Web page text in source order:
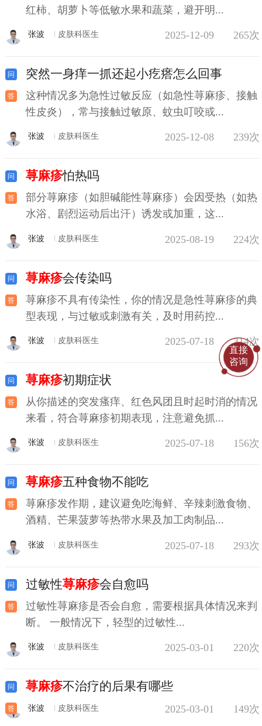
红柿、胡萝卜等低敏水果和蔬菜，避开明...
张波 皮肤科医生 2025-12-09 265次
突然一身痒一抓还起小疙瘩怎么回事
这种情况多为急性过敏反应（如急性荨麻疹、接触
性皮炎），常与接触过敏原、蚊虫叮咬或...
张波 皮肤科医生 2025-12-08 239次
荨麻疹怕热吗
部分荨麻疹（如胆碱能性荨麻疹）会因受热（如热
水浴、剧烈运动后出汗）诱发或加重，这...
张波 皮肤科医生 2025-08-19 224次
荨麻疹会传染吗
荨麻疹不具有传染性，你的情况是急性荨麻疹的典
型表现，与过敏或刺激有关，及时用药控...
张波 皮肤科医生 2025-07-18 314次
荨麻疹初期症状
从你描述的突发瘙痒、红色风团且时起时消的情况
来看，符合荨麻疹初期表现，注意避免抓...
张波 皮肤科医生 2025-07-18 156次
荨麻疹五种食物不能吃
荨麻疹发作期，建议避免吃海鲜、辛辣刺激食物、
酒精、芒果菠萝等热带水果及加工肉制品...
张波 皮肤科医生 2025-07-18 293次
过敏性荨麻疹会自愈吗
过敏性荨麻疹是否会自愈，需要根据具体情况来判
断。 一般情况下，轻型的过敏性...
张波 皮肤科医生 2025-03-01 220次
荨麻疹不治疗的后果有哪些
张波 皮肤科医生 2025-03-01 149次
直接
咨询